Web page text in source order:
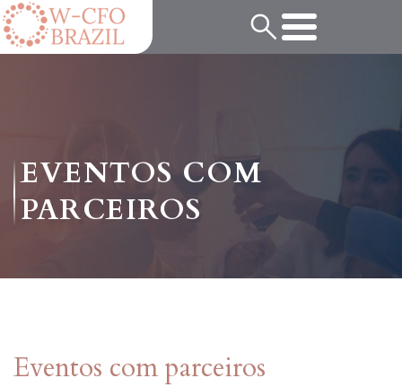
EVENTOS COM
PARCEIROS
Eventos com parceiros